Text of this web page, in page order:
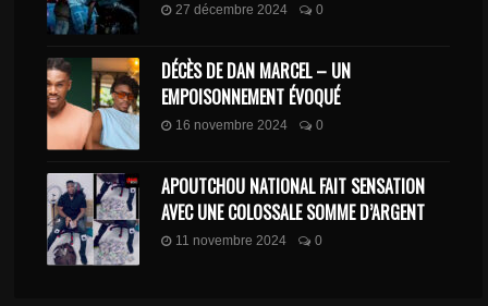
27 décembre 2024 0
DÉCÈS DE DAN MARCEL – UN
EMPOISONNEMENT ÉVOQUÉ
16 novembre 2024 0
APOUTCHOU NATIONAL FAIT SENSATION
AVEC UNE COLOSSALE SOMME D’ARGENT
11 novembre 2024 0